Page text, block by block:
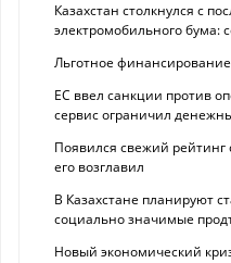
Казахстан столкнулся с
электромобильного бума:
Льготное
ЕС ввел санкции против
сервис ограничил
Появился свежий
его возглавил
В Казахстане планируют
социально значимые
Новый экономический